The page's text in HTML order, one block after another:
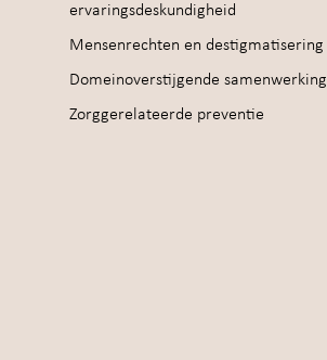
ervaringsdeskundigheid
Mensenrechten en destigmatisering
Domeinoverstijgende samenwerking
Zorggerelateerde preventie